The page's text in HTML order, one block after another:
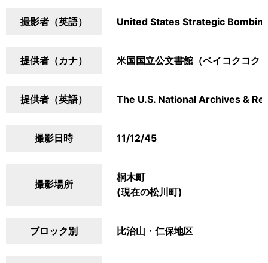
撮影者（英語） United States Strategic
提供者（カナ） 米国国立公文書館（ベイコクコク
提供者（英語） The U.S. National Archives &
撮影日時 11/12/45
撮影場所
桐木町
(現在の松川町)
ブロック別 比治山・仁保地区